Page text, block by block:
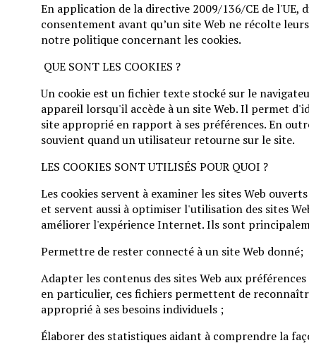
En application de la directive 2009/136/CE de
consentement avant qu’un site Web ne récolte
notre politique concernant les cookies.
QUE SONT LES COOKIES ?
Un cookie est un fichier texte stocké sur le
appareil lorsqu'il accède à un site Web. Il permet
site approprié en rapport à ses préférences. En
souvient quand un utilisateur retourne sur le site.
LES COOKIES SONT UTILISÉS POUR QUOI ?
Les cookies servent à examiner les sites Web
et servent aussi à optimiser l'utilisation des sites
améliorer l'expérience Internet. Ils sont
Permettre de rester connecté à un site Web donné;
Adapter les contenus des sites Web aux
en particulier, ces fichiers permettent de
approprié à ses besoins individuels ;
Élaborer des statistiques aidant à comprendre la